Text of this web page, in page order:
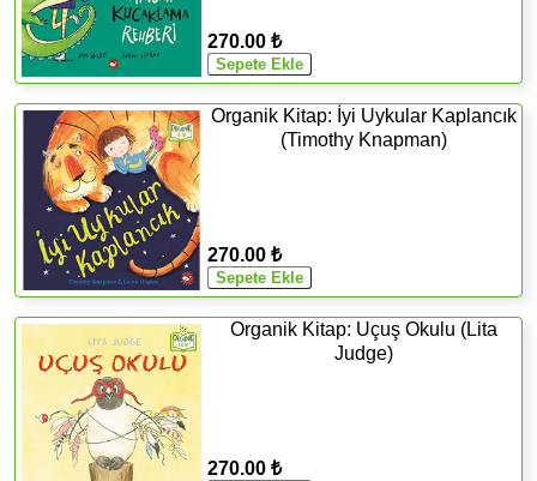
270.00 ₺
Organik Kitap: İyi Uykular Kaplancık
(Timothy Knapman)
270.00 ₺
Organik Kitap: Uçuş Okulu (Lita
Judge)
270.00 ₺